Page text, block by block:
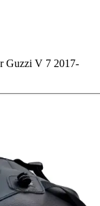
Guzzi V 7 2017-